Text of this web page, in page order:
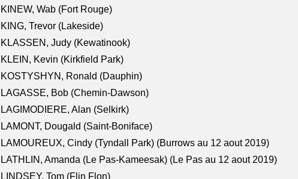
KINEW, Wab (Fort Rouge)
KING, Trevor (Lakeside)
KLASSEN, Judy (Kewatinook)
KLEIN, Kevin (Kirkfield Park)
KOSTYSHYN, Ronald (Dauphin)
LAGASSE, Bob (Chemin-Dawson)
LAGIMODIERE, Alan (Selkirk)
LAMONT, Dougald (Saint-Boniface)
LAMOUREUX, Cindy (Tyndall Park) (Burrows au 12 aout 2019)
LATHLIN, Amanda (Le Pas-Kameesak) (Le Pas au 12 aout 2019)
LINDSEY, Tom (Flin Flon)